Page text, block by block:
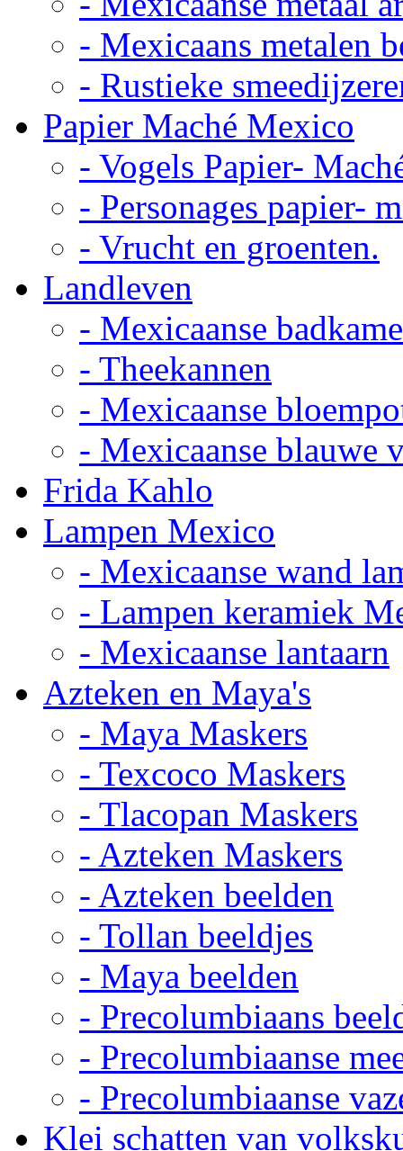
- Mexicaans metalen
- Rustieke
Papier Maché Mexico
- Vogels Papier-
- Personages papier-
- Vrucht en groenten.
Landleven
- Mexicaanse
- Theekannen
- Mexicaanse
- Mexicaanse blauwe
Frida Kahlo
Lampen Mexico
- Mexicaanse wand
- Lampen keramiek
- Mexicaanse lantaarn
Azteken en Maya's
- Maya Maskers
- Texcoco Maskers
- Tlacopan Maskers
- Azteken Maskers
- Azteken beelden
- Tollan beeldjes
- Maya beelden
- Precolumbiaans
- Precolumbiaanse
- Precolumbiaanse
Klei schatten van